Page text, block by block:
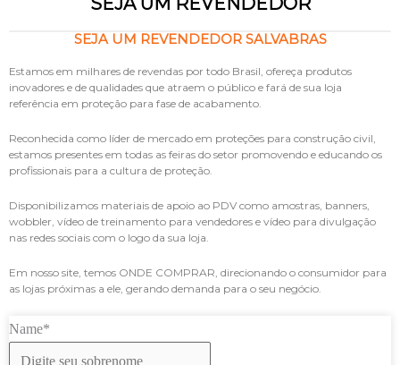
SEJA UM REVENDEDOR SALVABRAS
Estamos em milhares de revendas por todo Brasil, ofereça produtos
inovadores e de qualidades que atraem o público e fará de sua loja
referência em proteção para fase de acabamento.
Reconhecida como líder de mercado em proteções para construção civil,
estamos presentes em todas as feiras do setor promovendo e educando os
profissionais para a cultura de proteção.
Disponibilizamos materiais de apoio ao PDV como amostras, banners,
wobbler, vídeo de treinamento para vendedores e vídeo para divulgação
nas redes sociais com o logo da sua loja.
Em nosso site, temos ONDE COMPRAR, direcionando o consumidor para
as lojas próximas a ele, gerando demanda para o seu negócio.
Name*